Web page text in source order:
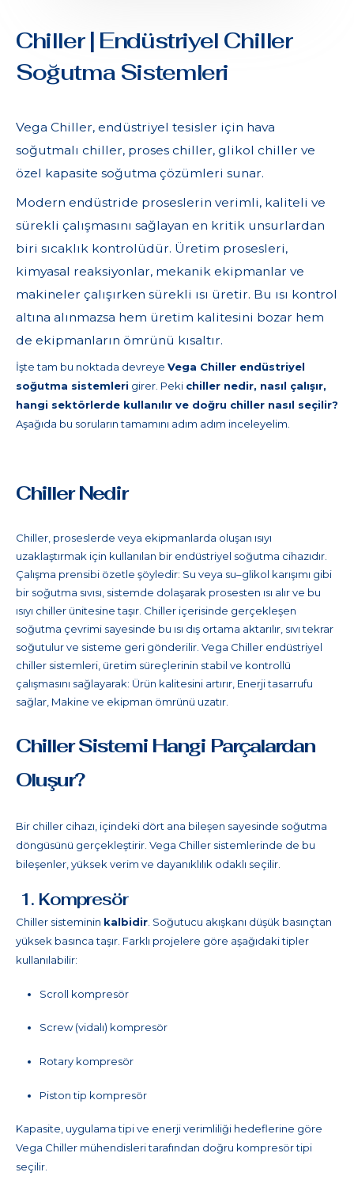
Chiller | Endüstriyel Chiller
Soğutma Sistemleri
Vega Chiller, endüstriyel tesisler için hava
soğutmalı chiller, proses chiller, glikol chiller ve
özel kapasite soğutma çözümleri sunar.
Modern endüstride proseslerin verimli, kaliteli ve
sürekli çalışmasını sağlayan en kritik unsurlardan
biri sıcaklık kontrolüdür. Üretim prosesleri,
kimyasal reaksiyonlar, mekanik ekipmanlar ve
makineler çalışırken sürekli ısı üretir. Bu ısı kontrol
altına alınmazsa hem üretim kalitesini bozar hem
de ekipmanların ömrünü kısaltır.
İşte tam bu noktada devreye Vega Chiller endüstriyel
soğutma sistemleri girer. Peki chiller nedir, nasıl çalışır,
hangi sektörlerde kullanılır ve doğru chiller nasıl seçilir?
Aşağıda bu soruların tamamını adım adım inceleyelim.
Chiller Nedir
Chiller, proseslerde veya ekipmanlarda oluşan ısıyı
uzaklaştırmak için kullanılan bir endüstriyel soğutma cihazıdır.
Çalışma prensibi özetle şöyledir: Su veya su–glikol karışımı gibi
bir soğutma sıvısı, sistemde dolaşarak prosesten ısı alır ve bu
ısıyı chiller ünitesine taşır. Chiller içerisinde gerçekleşen
soğutma çevrimi sayesinde bu ısı dış ortama aktarılır, sıvı tekrar
soğutulur ve sisteme geri gönderilir. Vega Chiller endüstriyel
chiller sistemleri, üretim süreçlerinin stabil ve kontrollü
çalışmasını sağlayarak: Ürün kalitesini artırır, Enerji tasarrufu
sağlar, Makine ve ekipman ömrünü uzatır.
Chiller Sistemi Hangi Parçalardan
Oluşur?
Bir chiller cihazı, içindeki dört ana bileşen sayesinde soğutma
döngüsünü gerçekleştirir. Vega Chiller sistemlerinde de bu
bileşenler, yüksek verim ve dayanıklılık odaklı seçilir.
1. Kompresör
Chiller sisteminin kalbidir. Soğutucu akışkanı düşük basınçtan
yüksek basınca taşır. Farklı projelere göre aşağıdaki tipler
kullanılabilir:
Scroll kompresör
Screw (vidalı) kompresör
Rotary kompresör
Piston tip kompresör
Kapasite, uygulama tipi ve enerji verimliliği hedeflerine göre
Vega Chiller mühendisleri tarafından doğru kompresör tipi
seçilir.